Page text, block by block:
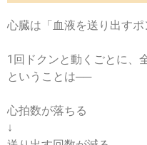
心臓は「血液を送り出すポ
1回ドクンと動くごとに、
ということは──
心拍数が落ちる
↓